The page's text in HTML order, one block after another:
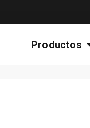
Productos